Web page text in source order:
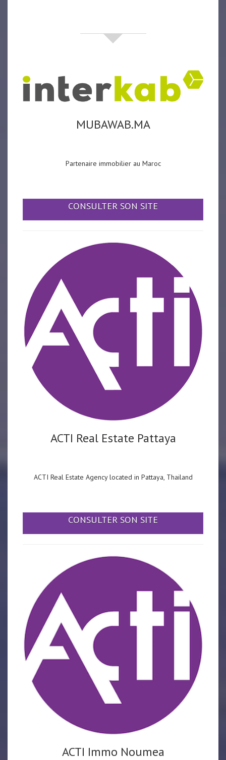
MUBAWAB.MA
Partenaire immobilier au Maroc
CONSULTER SON SITE
ACTI Real Estate Pattaya
ACTI Real Estate Agency located in Pattaya, Thailand
CONSULTER SON SITE
ACTI Immo Noumea